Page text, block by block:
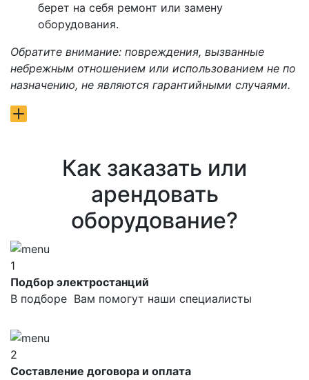
берет на себя ремонт или замену
оборудования.
Обратите внимание: повреждения, вызванные
небрежным отношением или использованием не по
назначению, не являются гарантийными случаями.
Как заказать или
арендовать
оборудование?
1
Подбор электростанций
В подборе Вам помогут наши специалисты
2
Составление договора и оплата